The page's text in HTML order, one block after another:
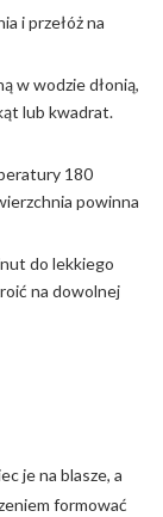
i przełóż na
w wodzie dłonią,
lub kwadrat.
180
powinna
do lekkiego
na dowolnej
je na blasze, a
formować